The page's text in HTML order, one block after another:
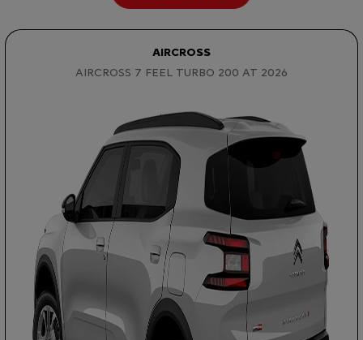
AIRCROSS
AIRCROSS 7 FEEL TURBO 200 AT 2026